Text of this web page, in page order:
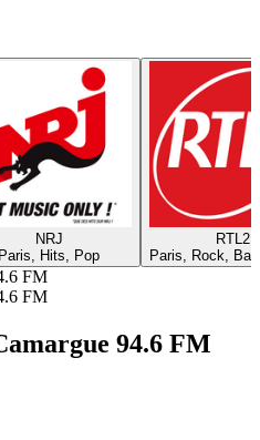
NRJ
Paris, Hits, Pop
RTL2
Paris, Rock,
FM
FM
94.6 FM